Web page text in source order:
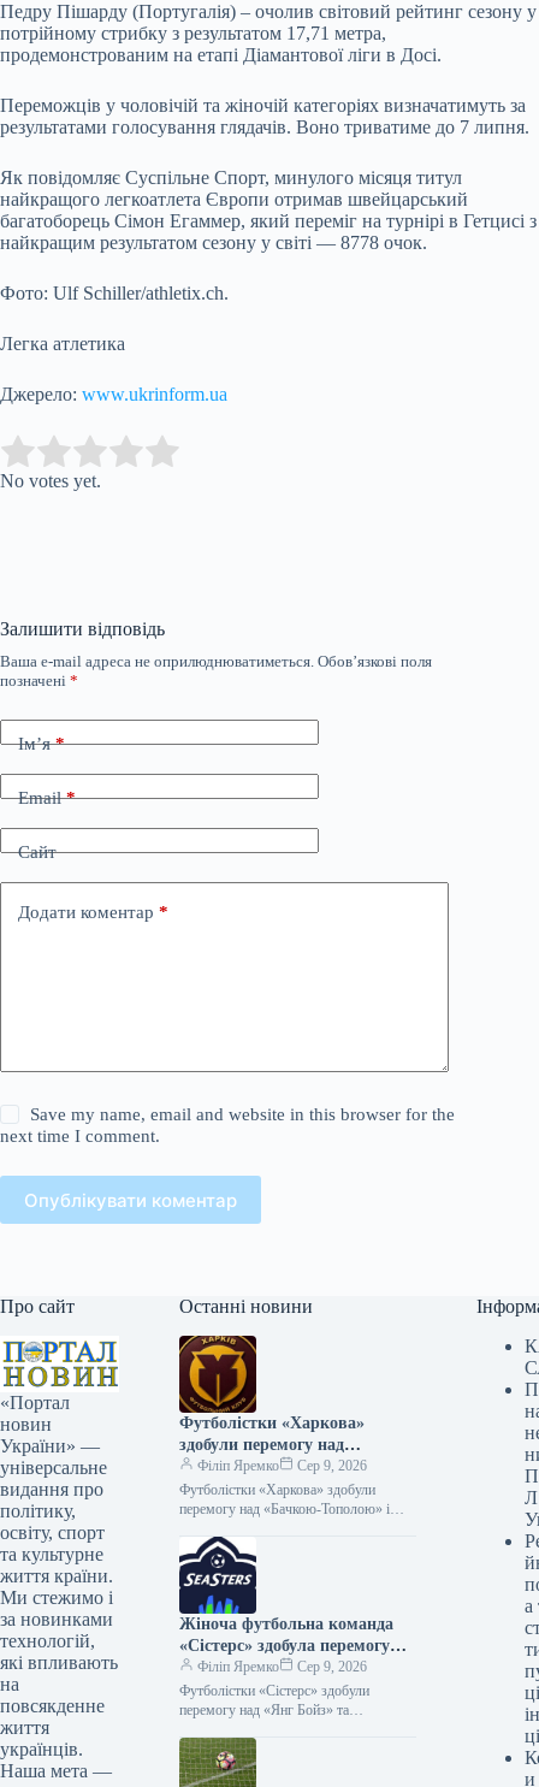
Педру Пішарду (Португалія) – очолив світовий рейтинг сезону у
потрійному стрибку з результатом 17,71 метра,
продемонстрованим на етапі Діамантової ліги в Досі.
Переможців у чоловічій та жіночій категоріях визначатимуть за
результатами голосування глядачів. Воно триватиме до 7 липня.
Як повідомляє Суспільне Спорт, минулого місяця титул
найкращого легкоатлета Європи отримав швейцарський
багатоборець Сімон Егаммер, який переміг на турнірі в Гетцисі з
найкращим результатом сезону у світі — 8778 очок.
Фото: Ulf Schiller/athletix.ch.
Легка атлетика
Джерело: www.ukrinform.ua
Rate this item:
No votes yet.
Залишити відповідь
Ваша e-mail адреса не оприлюднюватиметься. Обов’язкові поля
позначені *
Ім’я*
Email*
Сайт
Додати коментар *
Save my name, email and website in this browser for the
next time I comment.
Опублікувати коментар
Про сайт
«Портал
новин
України» —
універсальне
видання про
політику,
освіту, спорт
та культурне
життя країни.
Ми стежимо і
за новинками
технологій,
які впливають
на
повсякденне
життя
українців.
Наша мета —
Останні новини
Футболістки «Харкова»
здобули перемогу над
«Бачкою-Тополою» і
братимуть участь у Кубку
Європи
Філіп Яремко
Сер 9, 2026
Футболістки «Харкова» здобули
перемогу над «Бачкою-Тополою» і
08.08.2026 17:53 Укрінформ
Українська жіноча футбольна команда
«Харків» здобула…
Жіноча футбольна команда
«Сістерс» здобула перемогу
над «Янг Бойз» і вийшла до
Європейського кубка.
Філіп Яремко
Сер 9, 2026
Футболістки «Сістерс» здобули
перемогу над «Янг Бойз» та
08.08.2026 18:17 Укрінформ
Віцечемпіонки України з футболу,…
Л
а
ці
и